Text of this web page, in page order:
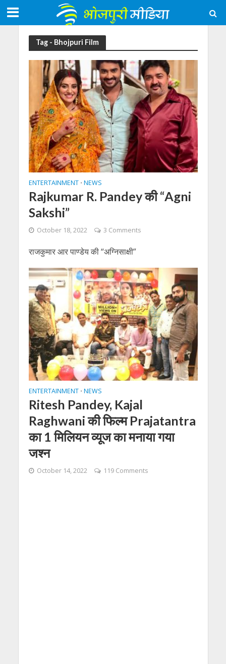
Tag - Bhojpuri Film
ENTERTAINMENT • NEWS
Rajkumar R. Pandey की “Agni
Sakshi”
October 18, 2022 3 Comments
राजकुमार आर पाण्डेय की “अग्निसाक्षी”
ENTERTAINMENT • NEWS
Ritesh Pandey, Kajal
Raghwani की फिल्म Prajatantra
का 1 मिलियन व्यूज का मनाया गया
जश्न
October 14, 2022 119 Comments